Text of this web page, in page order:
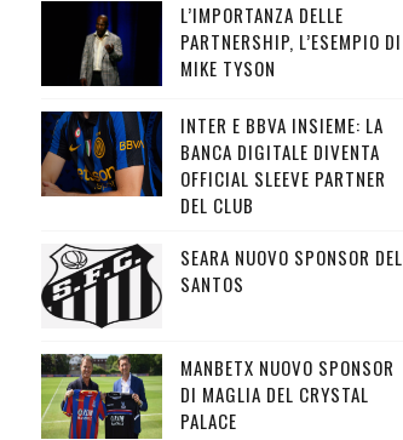
L’IMPORTANZA DELLE
PARTNERSHIP, L’ESEMPIO DI
MIKE TYSON
INTER E BBVA INSIEME: LA
BANCA DIGITALE DIVENTA
OFFICIAL SLEEVE PARTNER
DEL CLUB
SEARA NUOVO SPONSOR DEL
SANTOS
MANBETX NUOVO SPONSOR
DI MAGLIA DEL CRYSTAL
PALACE